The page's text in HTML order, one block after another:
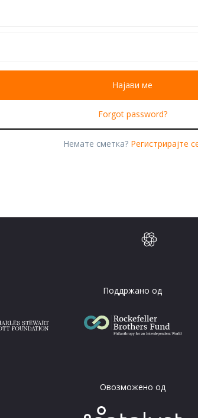
Forgot password?
Немате сметка? Регистрирајте
Поддржано од
Овозможено од